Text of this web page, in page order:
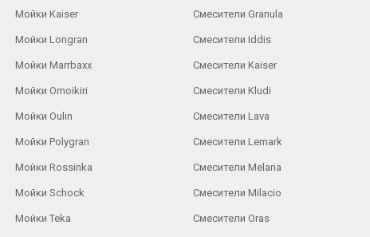
Мойки Kaiser
Мойки Longran
Мойки Marrbaxx
Мойки Omoikiri
Мойки Oulin
Мойки Polygran
Мойки Rossinka
Мойки Schock
Мойки Teka
Смесители Granula
Смесители Iddis
Смесители Kaiser
Смесители Kludi
Смесители Lava
Смесители Lemark
Смесители Melana
Смесители Milacio
Смесители Oras